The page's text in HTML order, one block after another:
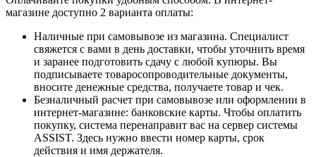
магазине доступно 2 варианта оплаты:
Наличные при самовывозе из магазина. Специалист
свяжется с вами в день доставки, чтобы уточнить время
и заранее подготовить сдачу с любой купюры. Вы
подписываете товаросопроводительные документы,
вносите денежные средства, получаете товар и чек.
Безналичный расчет при самовывозе или оформлении в
интернет-магазине: банковские карты. Чтобы оплатить
покупку, система перенаправит вас на сервер системы
ASSIST. Здесь нужно ввести номер карты, срок
действия и имя держателя.